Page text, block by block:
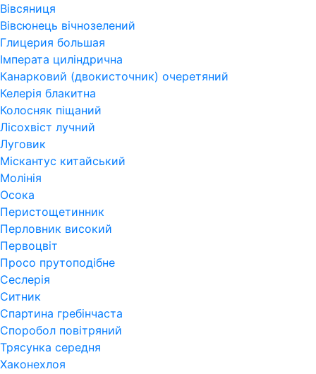
Вівсяниця
Вівсюнець вічнозелений
Глицерия большая
Імперата циліндрична
Канарковий (двокисточник) очеретяний
Келерія блакитна
Колосняк піщаний
Лісохвіст лучний
Луговик
Міскантус китайський
Молінія
Осока
Перистощетинник
Перловник високий
Первоцвіт
Просо прутоподібне
Сеслерія
Ситник
Спартина гребінчаста
Споробол повітряний
Трясунка середня
Хаконехлоя